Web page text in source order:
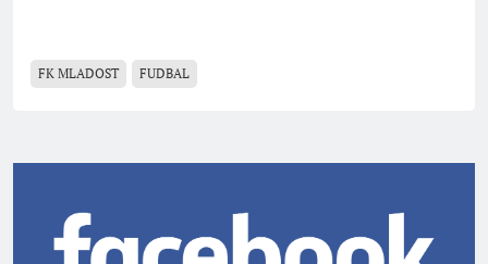
FK MLADOST FUDBAL